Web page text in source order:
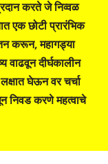
करते जे निव्वळ
एक छोटी प्रारंभिक
करून, महागड्या
दीर्घकालीन
घेऊन वर चर्चा
निवड करणे महत्वाचे